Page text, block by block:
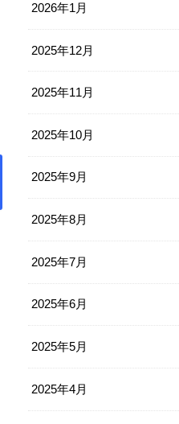
2026年1月
2025年12月
2025年11月
2025年10月
2025年9月
2025年8月
2025年7月
2025年6月
2025年5月
2025年4月